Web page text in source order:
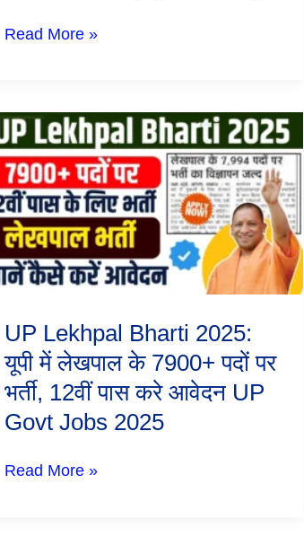
Read More »
UP Lekhpal Bharti 2025:
यूपी में लेखपाल के 7900+ पदों पर
भर्ती, 12वीं पास करे आवेदन UP
Govt Jobs 2025
UP
Lekhpal
Bharti
2025:
यूपी
में
लेखपाल
के
7900+
पदों
12वीं
पास
करे
आवेदन
Govt
2025
Read More »